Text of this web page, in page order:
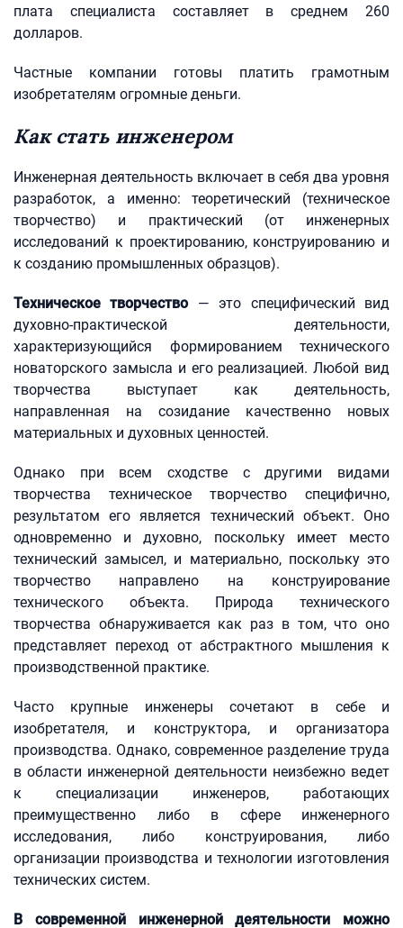
плата специалиста составляет в среднем 260
долларов.
Частные компании готовы платить грамотным
изобретателям огромные деньги.
Как стать инженером
Инженерная деятельность включает в себя два уровня
разработок, а именно: теоретический (техническое
творчество) и практический (от инженерных
исследований к проектированию, конструированию и
к созданию промышленных образцов).
Техническое творчество— это специфический вид
духовно-практической деятельности,
характеризующийся формированием технического
новаторского замысла и его реализацией. Любой вид
творчества выступает как деятельность,
направленная на созидание качественно новых
материальных и духовных ценностей.
Однако при всем сходстве с другими видами
творчества техническое творчество специфично,
результатом его является технический объект. Оно
одновременно и духовно, поскольку имеет место
технический замысел, и материально, поскольку это
творчество направлено на конструирование
технического объекта. Природа технического
творчества обнаруживается как раз в том, что оно
представляет переход от абстрактного мышления к
производственной практике.
Часто крупные инженеры сочетают в себе и
изобретателя, и конструктора, и организатора
производства. Однако, современное разделение труда
в области инженерной деятельности неизбежно ведет
к специализации инженеров, работающих
преимущественно либо в сфере инженерного
исследования, либо конструирования, либо
организации производства и технологии изготовления
технических систем.
В современной инженерной деятельности можно